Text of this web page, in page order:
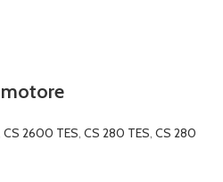
motore
CS 2600 TES, CS 280 TES, CS 280